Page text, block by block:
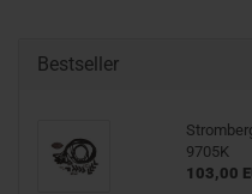
Bestseller
9705K
103,00